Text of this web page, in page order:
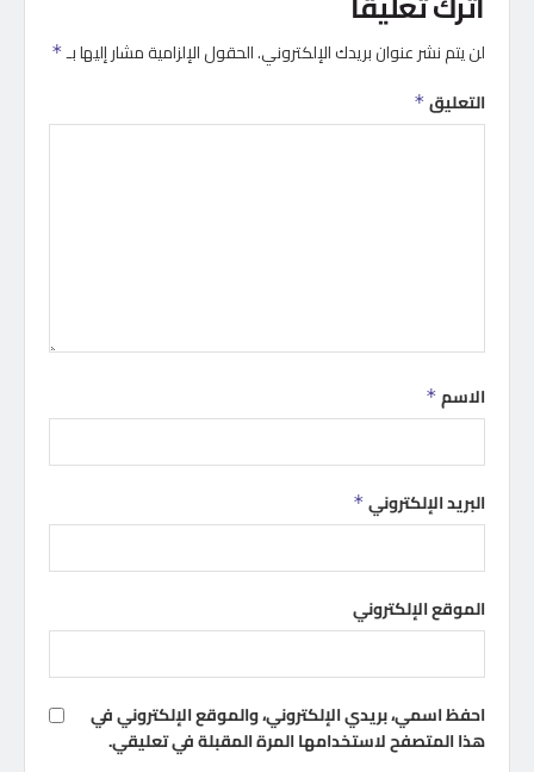
لن يتم نشر عنوان بريدك الإلكتروني.الحقول الإلزامية مشار إليها بـ *
التعليق *
الاسم *
البريد الإلكتروني *
الموقع الإلكتروني
احفظ اسمي، بريدي الإلكتروني، والموقع الإلكتروني في
هذا المتصفح لاستخدامها المرة المقبلة في تعليقي.